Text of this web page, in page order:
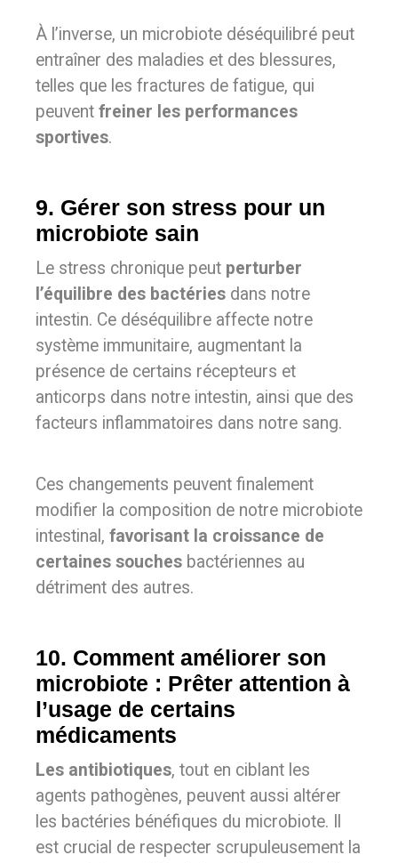
À l’inverse, un microbiote déséquilibré peut
entraîner des maladies et des blessures,
telles que les fractures de fatigue, qui
peuvent freiner les performances
sportives.
9. Gérer son stress pour un
microbiote sain
Le stress chronique peut perturber
l’équilibre des bactéries dans notre
intestin. Ce déséquilibre affecte notre
système immunitaire, augmentant la
présence de certains récepteurs et
anticorps dans notre intestin, ainsi que des
facteurs inflammatoires dans notre sang.
Ces changements peuvent finalement
modifier la composition de notre microbiote
intestinal, favorisant la croissance de
certaines souches bactériennes au
détriment des autres.
10. Comment améliorer son
microbiote : Prêter attention à
l’usage de certains
médicaments
Les antibiotiques, tout en ciblant les
agents pathogènes, peuvent aussi altérer
les bactéries bénéfiques du microbiote. Il
est crucial de respecter scrupuleusement la